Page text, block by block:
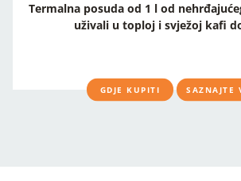
Termalna posuda od 1 l od
uživali u toploj i svježoj kafi
GDJE KUPITI SAZNAJTE